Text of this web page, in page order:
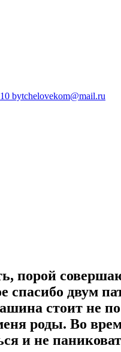
bytchelovekom@mail.ru
порой
спасибо двум
стоит
роды. Во
и не